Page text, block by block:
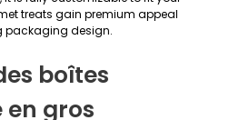
treats gain premium appeal
packaging design.
boîtes
gros